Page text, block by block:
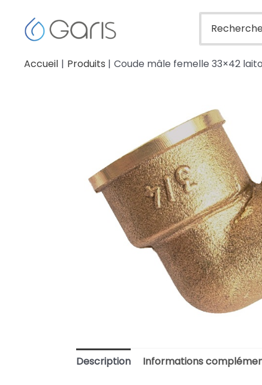
Accueil Produits Coude mâle femelle 33×42
Description Informations